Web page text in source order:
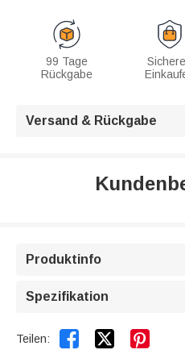
99 Tage
Rückgabe
Versand & Rückgabe
Produktinfo
Spezifikation
Teilen:  